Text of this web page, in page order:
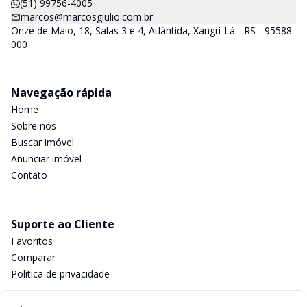
(51) 99756-4005
marcos@marcosgiulio.com.br
Onze de Maio, 18, Salas 3 e 4, Atlântida, Xangri-Lá - RS - 95588-
000
Navegação rápida
Home
Sobre nós
Buscar imóvel
Anunciar imóvel
Contato
Suporte ao Cliente
Favoritos
Comparar
Política de privacidade